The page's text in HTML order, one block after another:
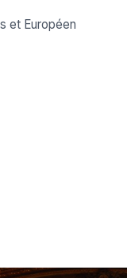
et Européen